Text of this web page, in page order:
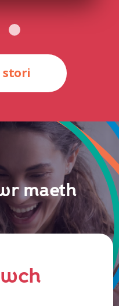
stori
maeth